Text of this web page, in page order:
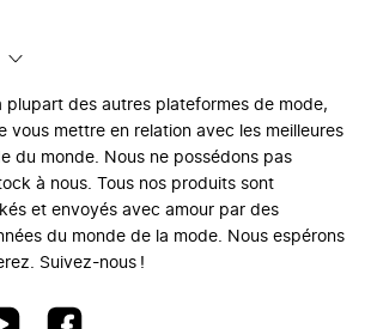
plupart des autres plateformes de mode,
vous mettre en relation avec les meilleures
du monde. Nous ne possédons pas
à nous. Tous nos produits sont
et envoyés avec amour par des
du monde de la mode. Nous espérons
Suivez-nous !